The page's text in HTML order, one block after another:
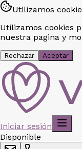
Utilizamos cookie
Utilizamos cookies
nuestra pagina y
Rechazar Aceptar
Iniciar sesión
Disponible